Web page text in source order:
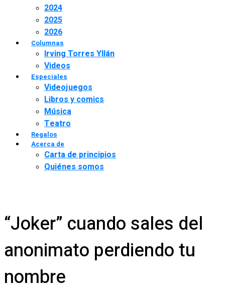
2024
2025
2026
Columnas
Irving Torres Yllán
Videos
Especiales
Videojuegos
Libros y comics
Música
Teatro
Regalos
Acerca de
Carta de principios
Quiénes somos
“Joker” cuando sales del
anonimato perdiendo tu
nombre